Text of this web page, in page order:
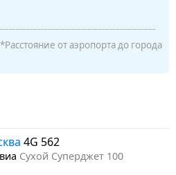
*Расстояние от аэропорта до города
4G 562
Сухой Суперджет 100